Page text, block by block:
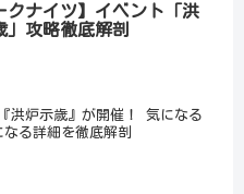
クナイツ】イベント「洪
」攻略徹底解剖
洪炉示歳』が開催！ 気になる
る詳細を徹底解剖